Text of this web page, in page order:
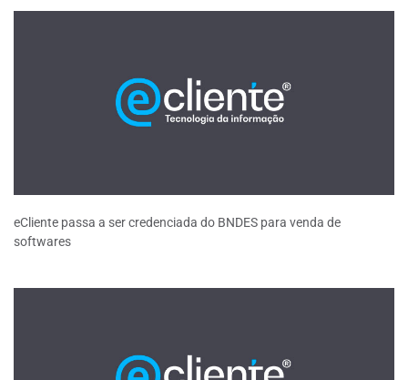
eCliente passa a ser credenciada do BNDES para venda de
softwares